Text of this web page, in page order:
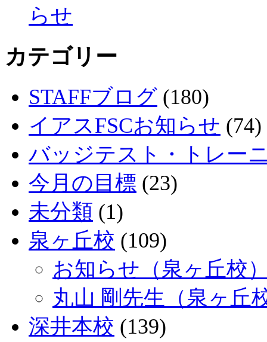
らせ
カテゴリー
STAFFブログ (180)
イアスFSCお知らせ (74)
バッジテスト・トレー
今月の目標 (23)
未分類 (1)
泉ヶ丘校 (109)
お知らせ（泉ヶ丘校
丸山 剛先生（泉ヶ丘
深井本校 (139)